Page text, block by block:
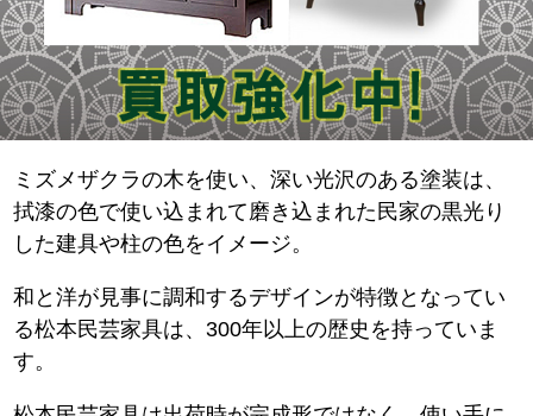
ミズメザクラの木を使い、深い光沢のある塗装は、
拭漆の色で使い込まれて磨き込まれた民家の黒光り
した建具や柱の色をイメージ。
和と洋が見事に調和するデザインが特徴となってい
る松本民芸家具は、300年以上の歴史を持っていま
す。